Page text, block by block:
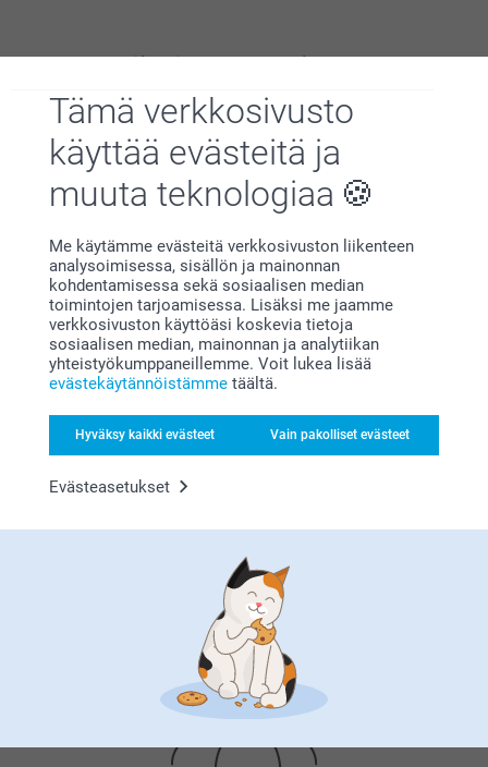
Tämä verkkosivusto
käyttää evästeitä ja
muuta teknologiaa
Me käytämme evästeitä verkkosivuston liikenteen
analysoimisessa, sisällön ja mainonnan
kohdentamisessa sekä sosiaalisen median
toimintojen tarjoamisessa. Lisäksi me jaamme
verkkosivuston käyttöäsi koskevia tietoja
sosiaalisen median, mainonnan ja analytiikan
yhteistyökumppaneillemme. Voit lukea lisää
evästekäytännöistämme täältä.
Hyväksy kaikki evästeet Vain pakolliset evästeet
Evästeasetukset
Miksismartphoto?
Tyytyväisyystakuu
Bonusta kaikista tilauksista
Etsitkö inspiraatiota?